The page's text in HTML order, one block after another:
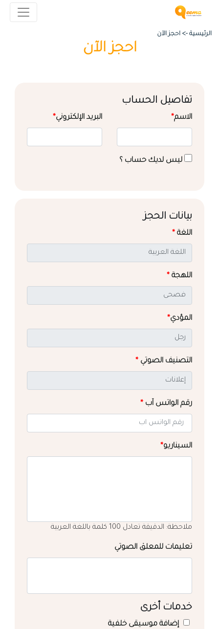
الرئيسية -> احجز الآن
احجز الآن
تفاصيل الحساب
الاسم* البريد الإلكتروني*
ليس لديك حساب ؟
بيانات الحجز
اللغة *
اللهجة *
المؤدي*
التصنيف الصوتي *
رقم الواتس آب *
السيناريو*
ملاحظة: الدقيقة تعادل 100 كلمة باللغة العربية
تعليمات للمعلق الصوتي
خدمات أخرى
إضافة موسيقى خلفية